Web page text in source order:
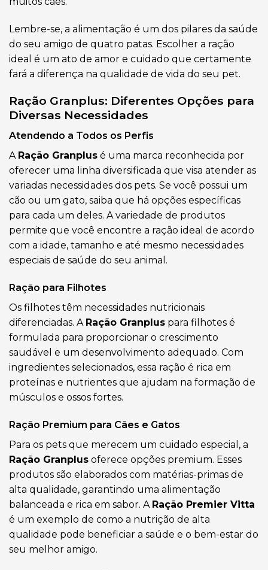
Lembre-se, a alimentação é um dos pilares da saúde
do seu amigo de quatro patas. Escolher a ração
ideal é um ato de amor e cuidado que certamente
fará a diferença na qualidade de vida do seu pet.
Ração Granplus: Diferentes Opções para
Diversas Necessidades
Atendendo a Todos os Perfis
A Ração Granplus é uma marca reconhecida por
oferecer uma linha diversificada que visa atender as
variadas necessidades dos pets. Se você possui um
cão ou um gato, saiba que há opções específicas
para cada um deles. A variedade de produtos
permite que você encontre a ração ideal de acordo
com a idade, tamanho e até mesmo necessidades
especiais de saúde do seu animal.
Ração para Filhotes
Os filhotes têm necessidades nutricionais
diferenciadas. A Ração Granplus para filhotes é
formulada para proporcionar o crescimento
saudável e um desenvolvimento adequado. Com
ingredientes selecionados, essa ração é rica em
proteínas e nutrientes que ajudam na formação de
músculos e ossos fortes.
Ração Premium para Cães e Gatos
Para os pets que merecem um cuidado especial, a
Ração Granplus oferece opções premium. Esses
produtos são elaborados com matérias-primas de
alta qualidade, garantindo uma alimentação
balanceada e rica em sabor. A Ração Premier Vitta
é um exemplo de como a nutrição de alta
qualidade pode beneficiar a saúde e o bem-estar do
seu melhor amigo.